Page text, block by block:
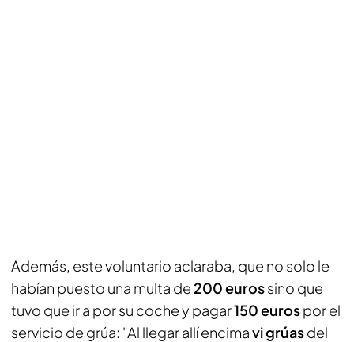
Además, este voluntario aclaraba, que no solo le
habían puesto una multa de 200 eurossino que
tuvo que ir a por su coche y pagar150 eurospor el
servicio de grúa: "Al llegar allí encimavi grúasdel